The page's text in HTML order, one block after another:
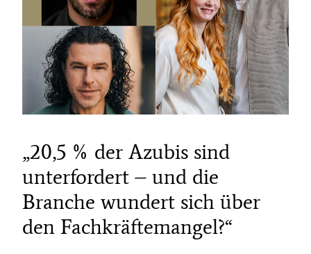
„20,5 % der Azubis sind
unterfordert – und die
Branche wundert sich über
den Fachkräftemangel?“